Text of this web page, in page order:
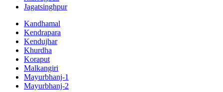
Jagatsinghpur
Kandhamal
Kendrapara
Kendujhar
Khurdha
Koraput
Malkangiri
Mayurbhanj-1
Mayurbhanj-2